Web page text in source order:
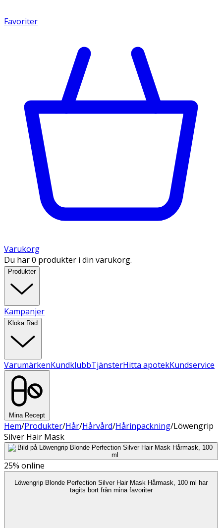
Favoriter
Varukorg
Du har 0 produkter i din varukorg.
Produkter
Kampanjer
Kloka Råd
VarumärkenKundklubbTjänsterHitta apotekKundservice
Mina Recept
Hem/Produkter/Hår/Hårvård/Hårinpackning/Löwengrip
Silver Hair Mask
25% online
Löwengrip Blonde Perfection Silver Hair Mask Hårmask, 100 ml har
tagits bort från mina favoriter